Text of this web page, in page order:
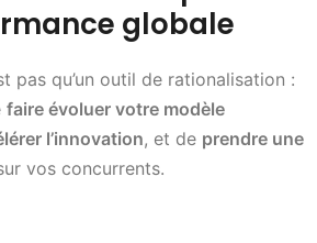
globale
pas qu’un outil de rationalisation :
faire évoluer votre modèle
l’innovation, et de prendre une
vos concurrents.